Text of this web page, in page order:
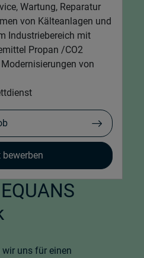
wir uns für einen
Wartung, Reparatur
von Kälteanlagen und
Industriebereich mit
Propan /CO2
von